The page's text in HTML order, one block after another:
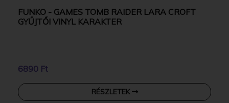
FUNKO - GAMES TOMB RAIDER LARA CROFT
GYŰJTŐI VINYL KARAKTER
6890 Ft
RÉSZLETEK